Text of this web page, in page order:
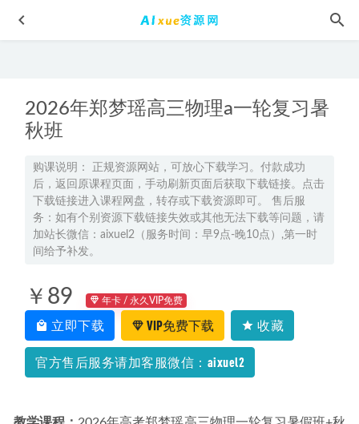
2026年郑梦瑶高三物理a一轮复习暑
秋班
购课说明： 正规资源网站，可放心下载学习。付款成功
后，返回原课程页面，手动刷新页面后获取下载链接。点击
下载链接进入课程网盘，转存或下载资源即可。 售后服
务：如有个别资源下载链接失效或其他无法下载等问题，请
加站长微信：aixuel2（服务时间：早9点-晚10点）,第一时
间给予补发。
￥89 年卡 / 永久VIP免费
立即下载 VIP免费下载 收藏
官方售后服务请加客服微信：aixuel2
2026年高二英语网课教程｜张亮高二英语a视频课程下学期寒
春班 2026-07-03
2026年肖晗高二数学网课下学期寒春班直播教程 2026-04-21
2024高考宋小明高三地理网课教程二三轮复习春季班
2024谢天洲高三数学a+班暑假班24年高考数学一轮复习教程
2023-06-29
2022高中物理网课教程【王羽】一轮复习高考物理教学视
频,68G学习资料百度网盘资源打包下载 2022-01-08